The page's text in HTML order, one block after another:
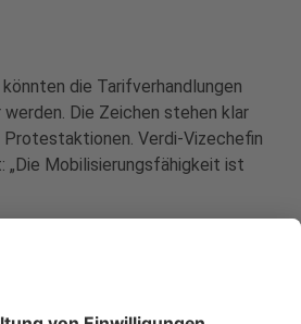
die Tarifverhandlungen
Die Zeichen stehen klar
Protestaktionen. Verdi-Vizechefin
„Die Mobilisierungsfähigkeit ist
Prozent der Betroffenen – vor
Beamte – nicht streiken, doch
Bereichen sei die
Unikliniken, Universitäten,